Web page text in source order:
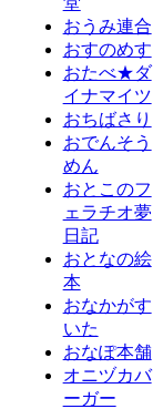
おうみ連合
おすのめす
おたべ★ダ
イナマイツ
おちばさり
おでんそう
めん
おとこのフ
ェラチオ夢
日記
おとなの絵
本
おなかがす
いた
おなぽ本舗
オニヅカバ
ーガー